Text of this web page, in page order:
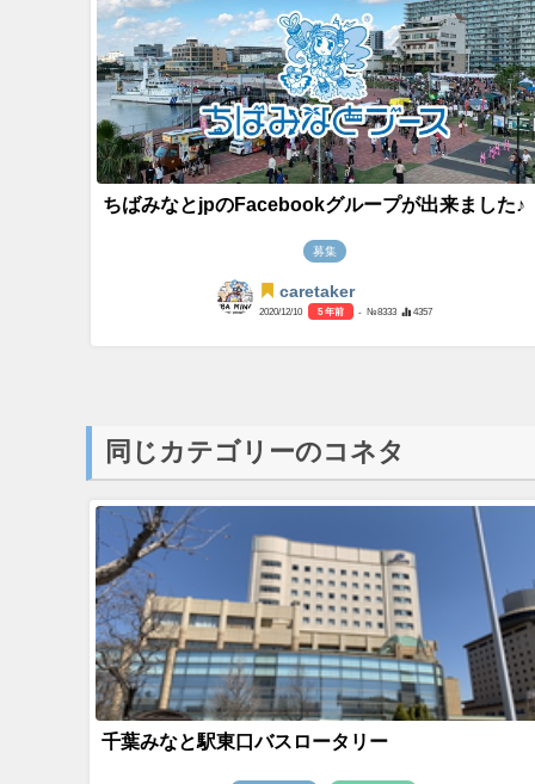
ちばみなとjpのFacebookグループが出来ました♪
募集
caretaker
2020/12/10 5 年前 - №8333 4357
同じカテゴリーのコネタ
千葉みなと駅東口バスロータリー